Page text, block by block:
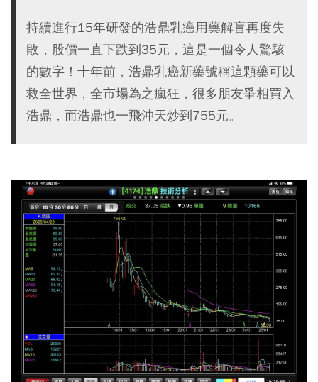
持續進行15年研發的浩鼎乳癌用藥解盲再度失
敗，股價一直下跌到35元，這是一個令人驚駭
的數字！十年前，浩鼎乳癌新藥號稱這顆藥可以
救全世界，全市場為之瘋狂，很多朋友爭相買入
浩鼎，而浩鼎也一飛沖天炒到755元。